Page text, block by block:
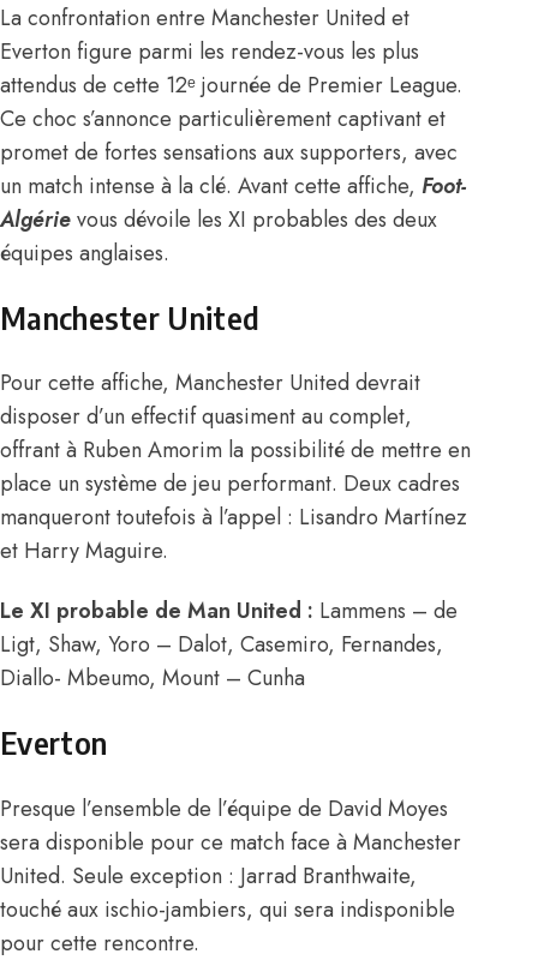
La confrontation entre Manchester United et
Everton figure parmi les rendez-vous les plus
attendus de cette 12ᵉ journée de Premier League.
Ce choc s’annonce particulièrement captivant et
promet de fortes sensations aux supporters, avec
un match intense à la clé. Avant cette affiche, Foot-
Algérievous dévoile les XI probables des deux
équipes anglaises.
Manchester United
Pour cette affiche, Manchester United devrait
disposer d’un effectif quasiment au complet,
offrant à Ruben Amorim la possibilité de mettre en
place un système de jeu performant. Deux cadres
manqueront toutefois à l’appel : Lisandro Martínez
et Harry Maguire.
Le XI probable de Man United : Lammens – de
Ligt, Shaw, Yoro – Dalot, Casemiro, Fernandes,
Diallo- Mbeumo, Mount – Cunha
Everton
Presque l’ensemble de l’équipe de David Moyes
sera disponible pour ce match face à Manchester
United. Seule exception : Jarrad Branthwaite,
touché aux ischio-jambiers, qui sera indisponible
pour cette rencontre.